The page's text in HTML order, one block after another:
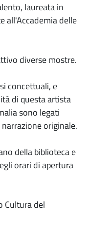
laureata in
all'Accademia delle
diverse mostre.
concettuali, e
di questa artista
sono legati
originale.
della biblioteca e
orari di apertura
Cultura del